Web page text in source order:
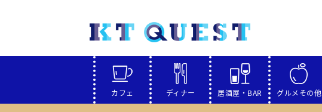
カフェ ディナー 居酒屋・BAR グルメその他